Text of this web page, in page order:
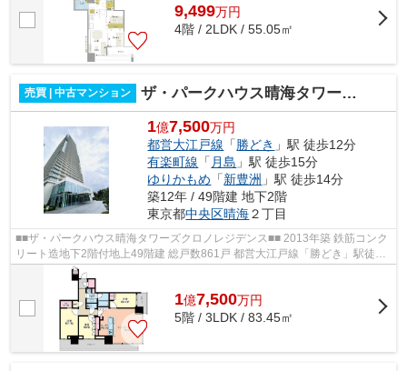
9,499万円
4階 / 2LDK / 55.05㎡
売買 | 中古マンション ザ・パークハウス晴海タワーズクロノレジデンス
1億7,500万円
都営大江戸線 「 勝どき 」駅 徒歩12分
有楽町線 「 月島 」駅 徒歩15分
ゆりかもめ 「新豊洲 」駅 徒歩14分
築12年 / 49階建 地下2階
東京都中央区晴海２丁目
■■ザ・パークハウス晴海タワーズクロノレジデンス■■ 2013年築 鉄筋コンク
リート造地下2階付地上49階建 総戸数861戸 都営大江戸線「勝どき」駅徒歩
12分 東京メトロ有楽町線「月島」駅...
1億7,500万円
5階 / 3LDK / 83.45㎡